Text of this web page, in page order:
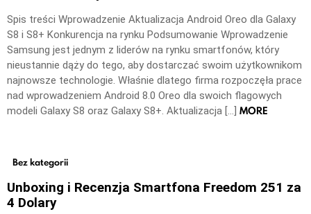
Spis treści Wprowadzenie Aktualizacja Android Oreo dla Galaxy
S8 i S8+ Konkurencja na rynku Podsumowanie Wprowadzenie
Samsung jest jednym z liderów na rynku smartfonów, który
nieustannie dąży do tego, aby dostarczać swoim użytkownikom
najnowsze technologie. Właśnie dlatego firma rozpoczęła prace
nad wprowadzeniem Android 8.0 Oreo dla swoich flagowych
modeli Galaxy S8 oraz Galaxy S8+. Aktualizacja […] MORE
Bez kategorii
Unboxing i Recenzja Smartfona Freedom 251 za
4 Dolary